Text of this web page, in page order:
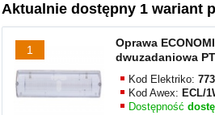
Aktualnie dostępny 1 wariant
1
Oprawa
dwuzadaniowa
Kod Elektriko:
Kod Awex: ECL/
Dostępność